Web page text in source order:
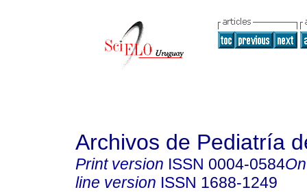
Archivos de Pediatría
Print version ISSN 0004-0584
line version ISSN 1688-1249